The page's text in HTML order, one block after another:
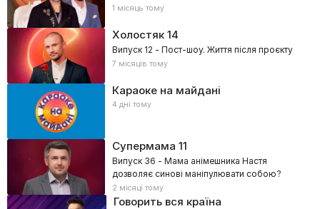
1 місяць тому
Холостяк14
Випуск 12 - Пост-шоу. Життя після проєкту
7 місяців тому
Караоке на майдані
4 дні тому
Супермама 11
Випуск 36 - Мама анімешника Настя
дозволяє синові маніпулювати собою?
2 місяці тому
Говорить вся країна